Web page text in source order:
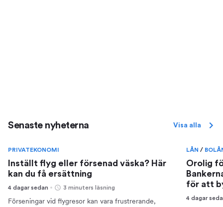
Senaste nyheterna Visa alla
PRIVATEKONOMI
Inställt flyg eller försenad väska? Här
kan du få ersättning
4 dagar sedan 3 minuters läsning
Förseningar vid flygresor kan vara frustrerande,
LÅN/
Orolig
för att
4 dagar